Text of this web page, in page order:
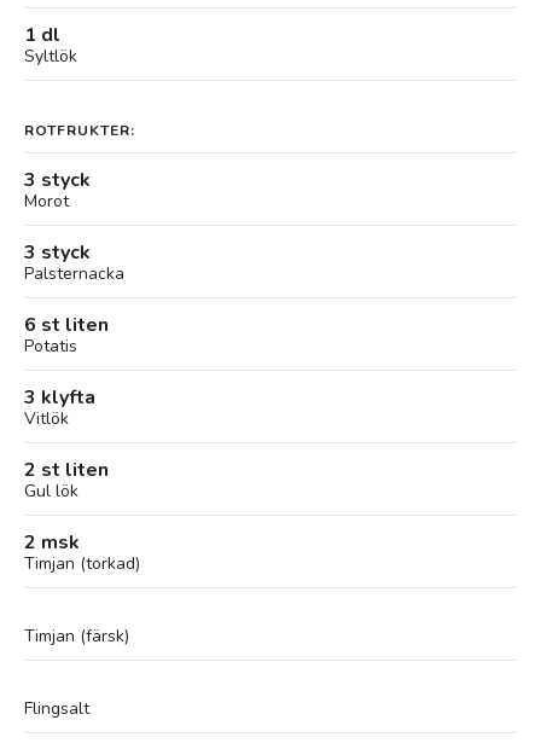
1 dl
Syltlök
ROTFRUKTER:
3 styck
Morot
3 styck
Palsternacka
6 st liten
Potatis
3 klyfta
Vitlök
2 st liten
Gul lök
2 msk
Timjan (torkad)
Timjan (färsk)
Flingsalt